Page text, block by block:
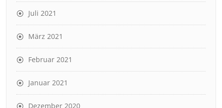
Juli 2021
März 2021
Februar 2021
Januar 2021
Dezember 2020